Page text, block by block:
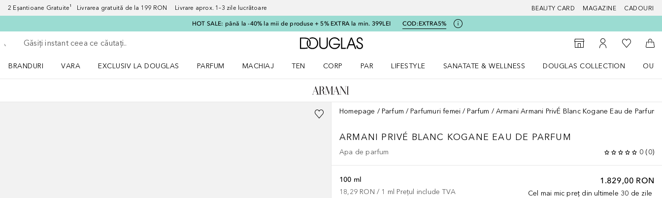
2 Eșantioane Gratuite¹ Livrarea gratuită de la 199 RON Livrare aprox. 1–3 zile lucrătoare BEAUTY CARD MAGAZINE CADOURI
HOT SALE: până la -40% la mii de produse + 5% EXTRA la min. 399LEI COD:EXTRA5%
Înapoi
Executați căutarea
Către pagina principală Douglas
Către Găsire magazin
Către Contul meu
Către
BRANDURI
VARA
EXCLUSIV LA DOUGLAS
PARFUM
MACHIAJ
TEN
CORP
PAR
LIFESTYLE
SANATATE & WELLNESS
DOUGLAS COLLECTION
Homepage Parfum Parfumuri femei Parfum Armani Armani PrivÉ Blanc Kogane Eau de Parfum
ARMANI PRIVÉ BLANC KOGANE EAU DE PARFUM
Apa de parfum 0 (0)
1.829,00 RON
Cel mai mic preț din ultimele 30 de zile
100 ml
18,29 RON / 1 ml Prețul include TVA